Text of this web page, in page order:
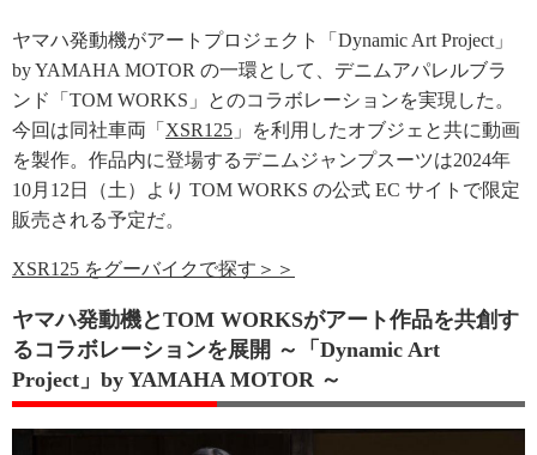
ヤマハ発動機がアートプロジェクト「Dynamic Art Project」
by YAMAHA MOTOR の一環として、デニムアパレルブラ
ンド「TOM WORKS」とのコラボレーションを実現した。
今回は同社車両「 XSR125 」を利用したオブジェと共に動画
を製作。作品内に登場するデニムジャンプスーツは2024年
10月12日（土）より TOM WORKS の公式 EC サイトで限定
販売される予定だ。
XSR125 をグーバイクで探す＞＞
ヤマハ発動機とTOM WORKSがアート作品を共創す
るコラボレーションを展開 ～「Dynamic Art
Project」by YAMAHA MOTOR ～